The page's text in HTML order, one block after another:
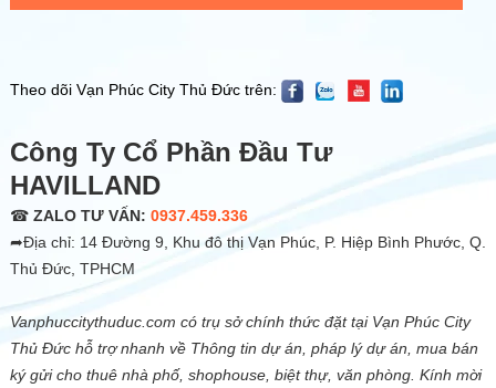
Theo dõi Vạn Phúc City Thủ Đức trên:
Công Ty Cổ Phần Đầu Tư
HAVILLAND
☎ ZALO TƯ VẤN: 0937.459.336
➦Địa chỉ: 14 Đường 9, Khu đô thị Vạn Phúc, P. Hiệp Bình Phước, Q.
Thủ Đức, TPHCM
Vanphuccitythuduc.com có trụ sở chính thức đặt tại Vạn Phúc City
Thủ Đức hỗ trợ nhanh về Thông tin dự án, pháp lý dự án, mua bán
ký gửi cho thuê nhà phố, shophouse, biệt thự, văn phòng. Kính mời